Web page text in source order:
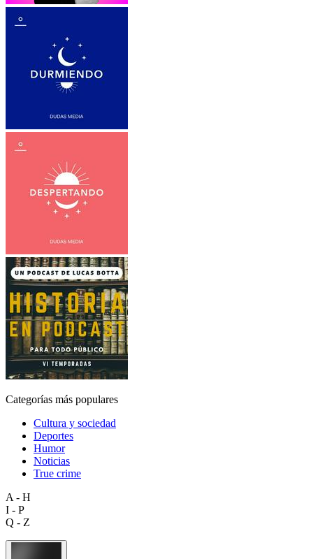
Categorías más populares
Cultura y sociedad
Deportes
Humor
Noticias
True crime
A - H
I - P
Q - Z